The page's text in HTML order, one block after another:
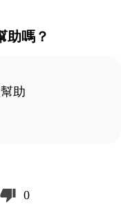
助嗎？
助
0